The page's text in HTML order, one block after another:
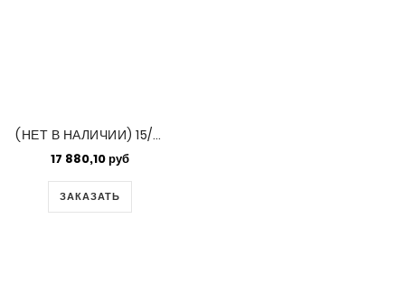
(НЕТ В НАЛИЧИИ) 15/0 Delica Op Chartreuse Ab -50 Gm Bag (DBS0169)
17 880,10 руб
ЗАКАЗАТЬ